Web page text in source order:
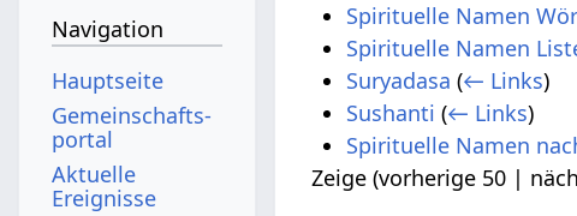
Spirituelle Namen
Spirituelle Namen
Suryadasa (← Links)
Sushanti (← Links)
Spirituelle Namen
Zeige (vorherige 50 |
Navigation
Hauptseite
Gemeinschafts­
portal
Aktuelle
Ereignisse